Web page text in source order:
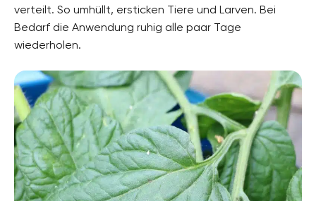
verteilt. So umhüllt, ersticken Tiere und Larven. Bei
Bedarf die Anwendung ruhig alle paar Tage
wiederholen.